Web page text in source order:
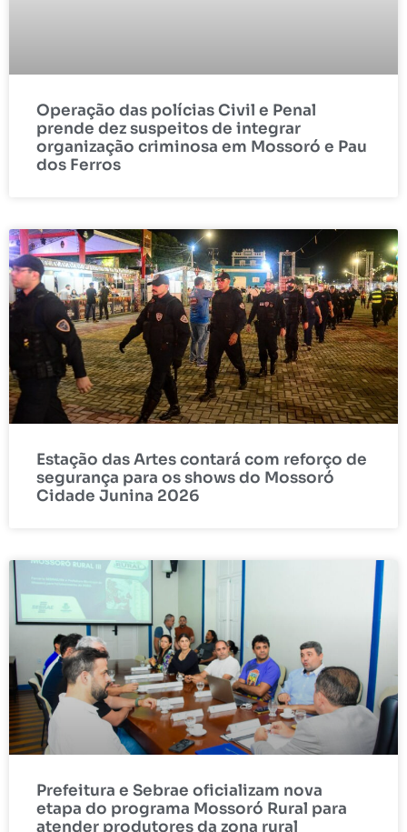
Operação das polícias Civil e Penal
prende dez suspeitos de integrar
organização criminosa em Mossoró e Pau
dos Ferros
Estação das Artes contará com reforço de
segurança para os shows do Mossoró
Cidade Junina 2026
Prefeitura e Sebrae oficializam nova
etapa do programa Mossoró Rural para
atender produtores da zona rural